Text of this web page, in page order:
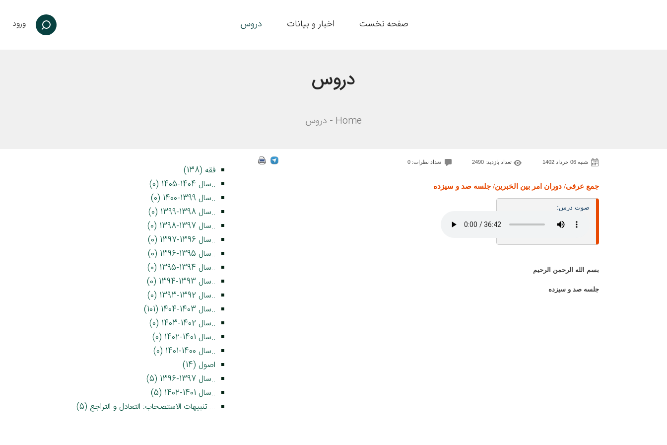
صفحه نخست اخبار و بیانات دروس ورود
دروس
Home دروس
شنبه 06 خرداد 1402 تعداد بازدید: 2490 تعداد نظرات: 0
جمع عرفی/ دوران امر بین الخبرین/ جلسه صد و سیزده
صوت درس:
بسم الله الرحمن الرحيم
جلسه صد و سیزده
فقه (138)
..سال 1404-1405 (0)
..سال 1399-1400 (0)
..سال 1398-1399 (0)
..سال 1397-1398 (0)
..سال 1396-1397 (0)
..سال 1395-1396 (0)
..سال 1394-1395 (0)
..سال 1393-1394 (0)
..سال 1392-1393 (0)
..سال 1403-1404 (101)
..سال 1402-1403 (0)
..سال 1401-1402 (0)
..سال 1400-1401 (0)
اصول (14)
..سال 1397-1396 (5)
..سال 1401-1402 (5)
....تنبیهات الاستصحاب: التعادل و التراجع (5)